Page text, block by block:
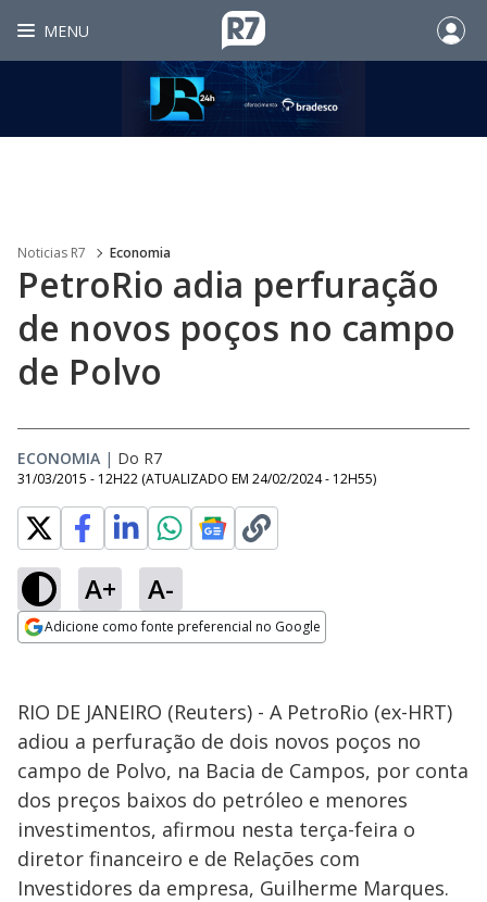
MENU
Noticias R7 Economia
PetroRio adia perfuração
de novos poços no campo
de Polvo
ECONOMIA | Do R7
31/03/2015 - 12H22 (ATUALIZADO EM 24/02/2024 - 12H55)
A+ A-
Adicione como fonte preferencial no Google
RIO DE JANEIRO (Reuters) - A PetroRio (ex-HRT)
adiou a perfuração de dois novos poços no
campo de Polvo, na Bacia de Campos, por conta
dos preços baixos do petróleo e menores
investimentos, afirmou nesta terça-feira o
diretor financeiro e de Relações com
Investidores da empresa, Guilherme Marques.